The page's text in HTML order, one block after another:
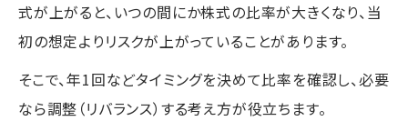
式が上がると、いつの間にか株式の比率が大きくなり、当
初の想定よりリスクが上がっていることがあります。
そこで、年1回などタイミングを決めて比率を確認し、必要
なら調整（リバランス）する考え方が役立ちます。